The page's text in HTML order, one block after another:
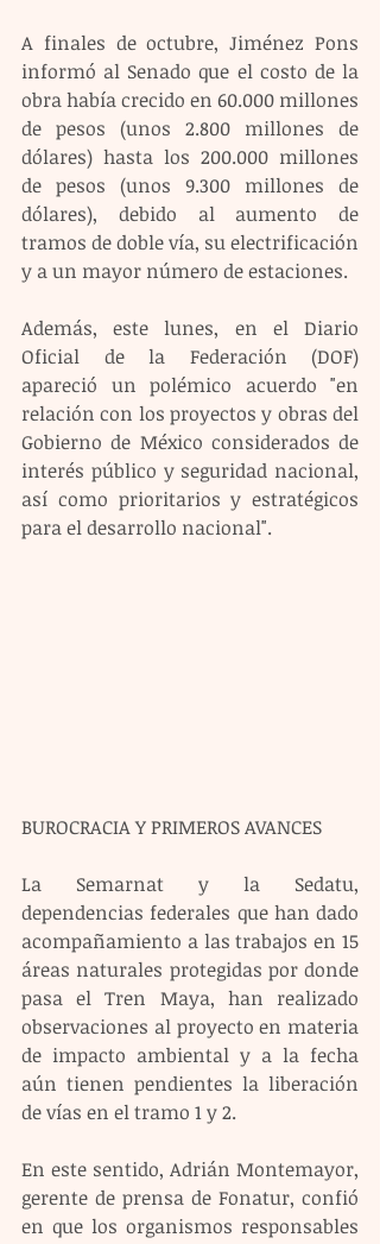
A finales de octubre, Jiménez Pons
informó al Senado que el costo de la
obra había crecido en 60.000 millones
de pesos (unos 2.800 millones de
dólares) hasta los 200.000 millones
de pesos (unos 9.300 millones de
dólares), debido al aumento de
tramos de doble vía, su electrificación
y a un mayor número de estaciones.
Además, este lunes, en el Diario
Oficial de la Federación (DOF)
apareció un polémico acuerdo "en
relación con los proyectos y obras del
Gobierno de México considerados de
interés público y seguridad nacional,
así como prioritarios y estratégicos
para el desarrollo nacional".
BUROCRACIA Y PRIMEROS AVANCES
La Semarnat y la Sedatu,
dependencias federales que han dado
acompañamiento a las trabajos en 15
áreas naturales protegidas por donde
pasa el Tren Maya, han realizado
observaciones al proyecto en materia
de impacto ambiental y a la fecha
aún tienen pendientes la liberación
de vías en el tramo 1 y 2.
En este sentido, Adrián Montemayor,
gerente de prensa de Fonatur, confió
en que los organismos responsables